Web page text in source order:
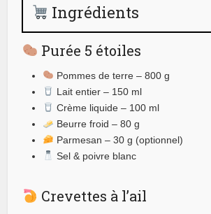
Ingrédients
Purée 5 étoiles
Pommes de terre – 800 g
Lait entier – 150 ml
Crème liquide – 100 ml
Beurre froid – 80 g
Parmesan – 30 g (optionnel)
Sel & poivre blanc
Crevettes à l’ail